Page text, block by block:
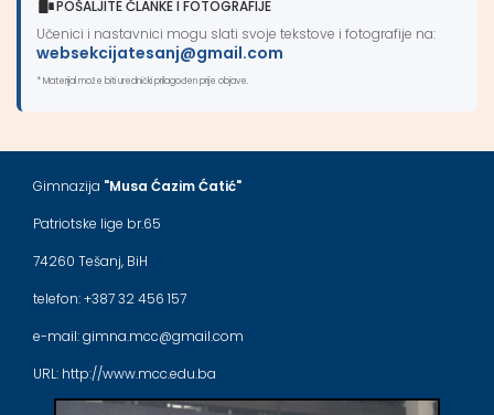
POŠALJITE ČLANKE I FOTOGRAFIJE
Učenici i nastavnici mogu slati svoje tekstove i fotografije na:
websekcijatesanj@gmail.com
* Materijal može biti urednički prilagođen prije objave.
Gimnazija "Musa Ćazim Ćatić"
Patriotske lige br.65
74260 Tešanj, BiH
telefon: +387 32 456 157
e-mail: gimna.mcc@gmail.com
URL: http://www.mcc.edu.ba